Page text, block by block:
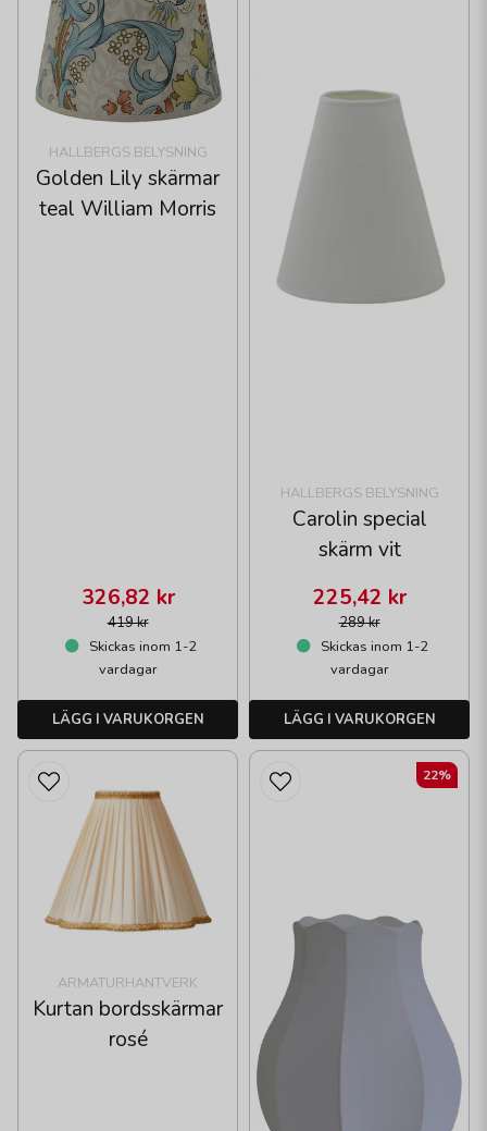
HALLBERGS BELYSNING
Golden Lily skärmar
teal William Morris
419 kr
326,82 kr
Skickas inom 1-2
vardagar
LÄGG I VARUKORGEN
HALLBERGS BELYSNING
Carolin special
skärm vit
289 kr
225,42 kr
Skickas inom 1-2
vardagar
LÄGG I VARUKORGEN
ARMATURHANTVERK
Kurtan bordsskärmar
rosé
22%